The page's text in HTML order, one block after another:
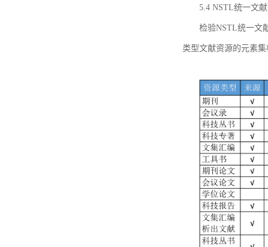
5.4 NSTL统一文
检验NSTL统一文
类型文献资源的元素